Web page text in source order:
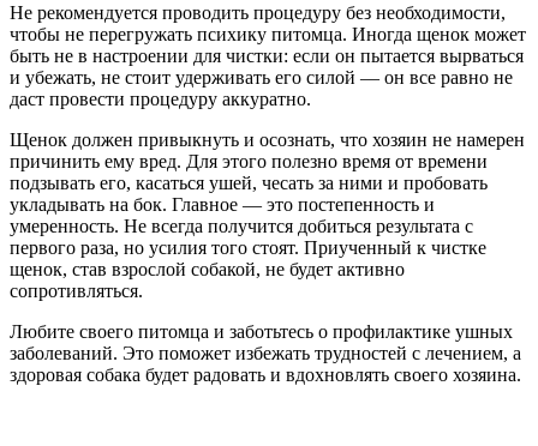
Не рекомендуется проводить процедуру без необходимости,
чтобы не перегружать психику питомца. Иногда щенок может
быть не в настроении для чистки: если он пытается вырваться
и убежать, не стоит удерживать его силой — он все равно не
даст провести процедуру аккуратно.
Щенок должен привыкнуть и осознать, что хозяин не намерен
причинить ему вред. Для этого полезно время от времени
подзывать его, касаться ушей, чесать за ними и пробовать
укладывать на бок. Главное — это постепенность и
умеренность. Не всегда получится добиться результата с
первого раза, но усилия того стоят. Приученный к чистке
щенок, став взрослой собакой, не будет активно
сопротивляться.
Любите своего питомца и заботьтесь о профилактике ушных
заболеваний. Это поможет избежать трудностей с лечением, а
здоровая собака будет радовать и вдохновлять своего хозяина.